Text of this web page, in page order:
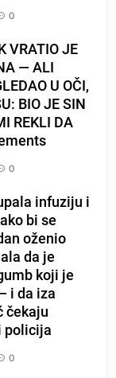
0
VRATIO JE
— ALI
U OČI,
BIO JE SIN
REKLI DA
0
infuziju i
bi se
oženio
da je
koji je
i da iza
čekaju
policija
0